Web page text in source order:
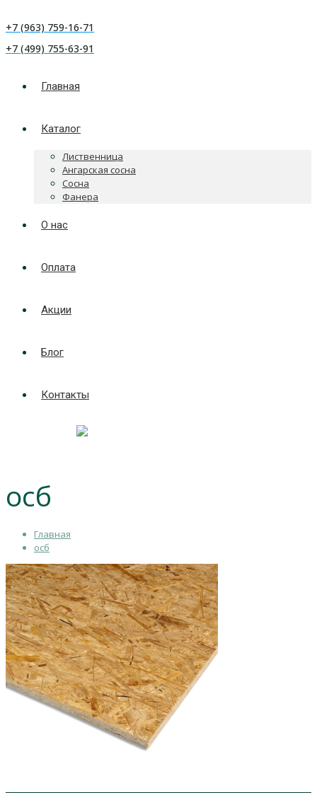
+7 (963) 759-16-71
+7 (499) 755-63-91
Главная
Каталог
Лиственница
Ангарская сосна
Сосна
Фанера
О нас
Оплата
Акции
Блог
Контакты
осб
Главная
осб